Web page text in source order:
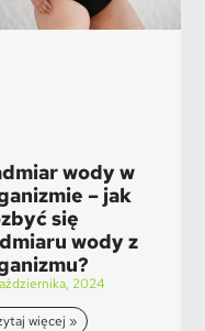
wody w
– jak
się
wody z
2024
więcej »